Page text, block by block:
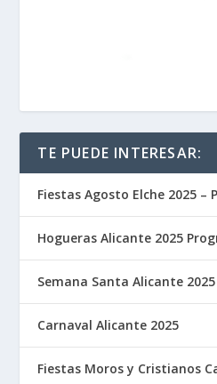
TE PUEDE INTERESAR:
Fiestas Agosto Elche 2025 –
Hogueras Alicante 2025
Semana Santa Alicante 2025
Carnaval Alicante 2025
Fiestas Moros y Cristianos